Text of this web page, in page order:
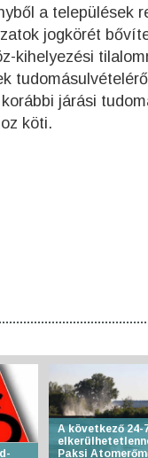
a települések
jogkörét
kihelyezési
járási
köti.
A következő 24-
Paksi